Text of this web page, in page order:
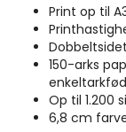
Print op til
150-arks
Op til 1.200
6,8 cm